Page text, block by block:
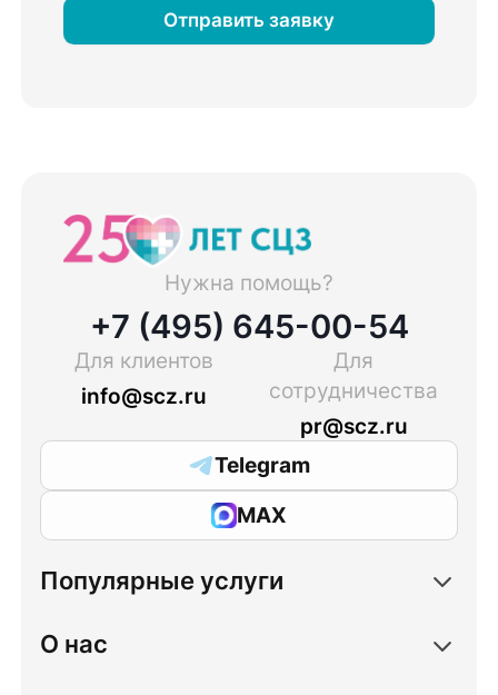
Отправить заявку
Нужна помощь?
+7 (495) 645-00-54
Для клиентов
info@scz.ru
Для
сотрудничества
pr@scz.ru
Telegram
MAX
Популярные услуги
О нас